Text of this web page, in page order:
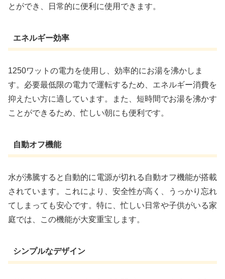
とができ、日常的に便利に使用できます。
エネルギー効率
1250ワットの電力を使用し、効率的にお湯を沸かしま
す。必要最低限の電力で運転するため、エネルギー消費を
抑えたい方に適しています。また、短時間でお湯を沸かす
ことができるため、忙しい朝にも便利です。
自動オフ機能
水が沸騰すると自動的に電源が切れる自動オフ機能が搭載
されています。これにより、安全性が高く、うっかり忘れ
てしまっても安心です。特に、忙しい日常や子供がいる家
庭では、この機能が大変重宝します。
シンプルなデザイン